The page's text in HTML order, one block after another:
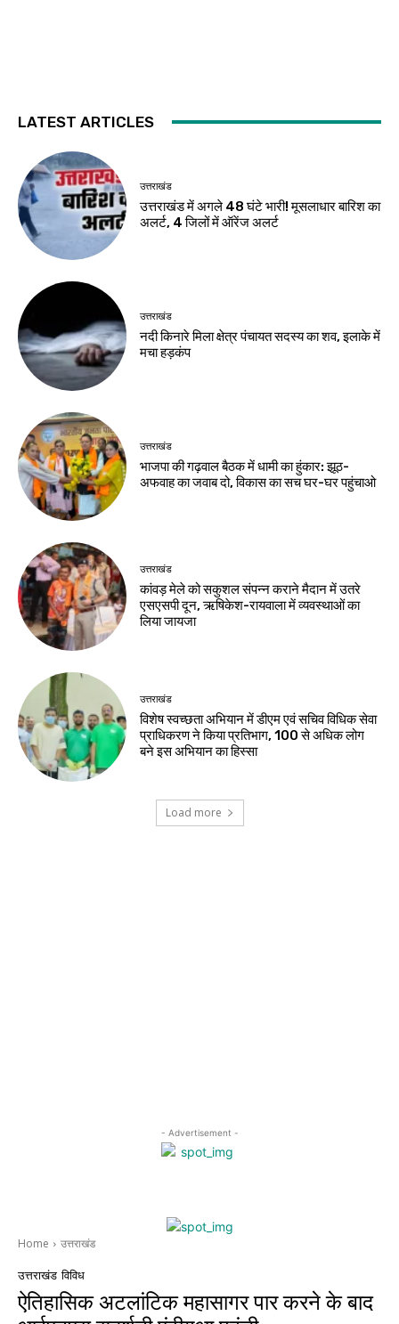
LATEST ARTICLES
उत्तराखंड
उत्तराखंड में अगले 48 घंटे भारी! मूसलाधार बारिश का
अलर्ट, 4 जिलों में ऑरेंज अलर्ट
उत्तराखंड
नदी किनारे मिला क्षेत्र पंचायत सदस्य का शव, इलाके में
मचा हड़कंप
उत्तराखंड
भाजपा की गढ़वाल बैठक में धामी का हुंकार: झूठ-
अफवाह का जवाब दो, विकास का सच घर-घर पहुंचाओ
उत्तराखंड
कांवड़ मेले को सकुशल संपन्न कराने मैदान में उतरे
एसएसपी दून, ऋषिकेश-रायवाला में व्यवस्थाओं का
लिया जायजा
उत्तराखंड
विशेष स्वच्छता अभियान में डीएम एवं सचिव विधिक सेवा
प्राधिकरण ने किया प्रतिभाग, 100 से अधिक लोग
बने इस अभियान का हिस्सा
Load more
- Advertisement -